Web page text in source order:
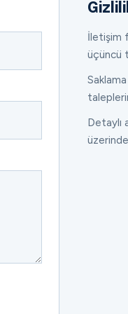
İletişim
üçüncü
Detaylı